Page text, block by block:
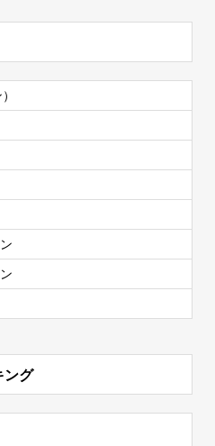
ング